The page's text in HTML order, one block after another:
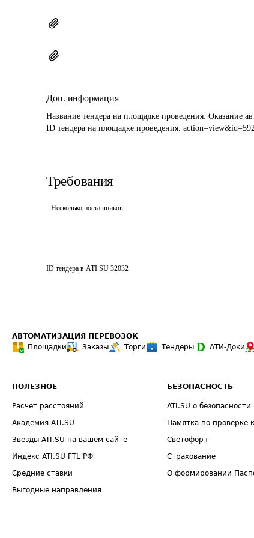
Доп. информация
Название тендера на площадке проведения: Оказание
ID тендера на площадке проведения:
Требования
Несколько поставщиков
ID тендера в ATI.SU 32032
АВТОМАТИЗАЦИЯ ПЕРЕВОЗОК
Площадки
Заказы Торги Тендеры АТИ-Доки
ПОЛЕЗНОЕ
Расчет расстояний
Академия ATI.SU
Звезды ATI.SU на вашем сайте
Индекс ATI.SU FTL РФ
Средние ставки
Выгодные направления
БЕЗОПАСНОСТЬ
ATI.SU о безопасности
Памятка по проверке
Светофор+
Страхование
О формировании